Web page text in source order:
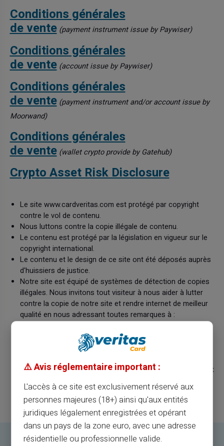
Conditions générales
de vente(payment instrument issue by Paywiser)
Conditions générales
de vente(account issue by Paywiser)
Conditions générales
de vente(payment instrument and/or account issue by
Moorwand)
Conditions générales
de vente(wallet crypto provide by Gatehub)
Crypto Asset Risk Disclosure
Le site www.cardveritas.com est protégé par copyright
contre le vol de contenu.
Nous luttons contre la copie illégale de contenu.
Le contenu est protégé par la législation en vigueur sur le
copyright international.
Le contenu et le design de ce site ont été déposés auprès
d'huissiers de justice.
Notre site est équipé de systèmes de détection de copies
illégales. Nous invitons tout visiteur à nous aider à lutter
contre la copie de notre site et rendre internet de meilleur
qualité en nous adressant toutes remarques à :
Le site est édité par Klopercom. Vous vous inscrivez en
tant que client de Klopercom pour recevoir un produit ou
Klopercom. Klopercom peut utiliser un fournisseur différent
même pour le même produit ou service.
Tous droits réservés.
⚠️ Avis réglementaire important :
L'accès à ce site est exclusivement réservé aux
personnes majeures (18+) ainsi qu'aux entités
juridiques légalement enregistrées et opérant
dans un pays de la zone euro, avec une adresse
résidentielle ou professionnelle valide.